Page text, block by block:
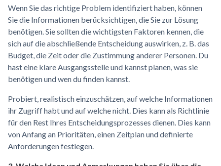
Wenn Sie das richtige Problem identifiziert haben, können
Sie die Informationen berücksichtigen, die Sie zur Lösung
benötigen. Sie sollten die wichtigsten Faktoren kennen, die
sich auf die abschließende Entscheidung auswirken, z. B. das
Budget, die Zeit oder die Zustimmung anderer Personen. Du
hast eine klare Ausgangsstelle und kannst planen, was sie
benötigen und wen du finden kannst.
Probiert, realistisch einzuschätzen, auf welche Informationen
ihr Zugriff habt und auf welche nicht. Dies kann als Richtlinie
für den Rest Ihres Entscheidungsprozesses dienen. Dies kann
von Anfang an Prioritäten, einen Zeitplan und definierte
Anforderungen festlegen.